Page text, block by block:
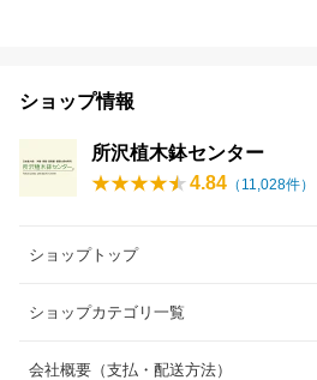
ショップ情報
所沢植木鉢センター
4.84 （ 11,028件）
ショップトップ
ショップカテゴリ一覧
会社概要（支払・配送方法）